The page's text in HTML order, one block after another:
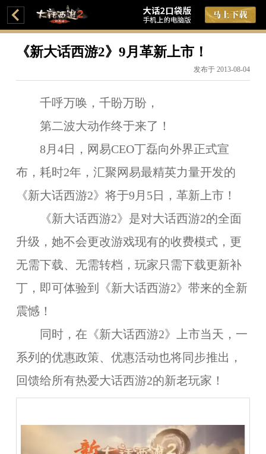
《新大话西游2》9月革新上市！
发布于 2013-08-04
千呼万唤，千盼万盼，
第二波大动作终于来了！
8月4日，网易CEO丁磊向外界正式宣
布，耗时2年，汇聚网易最精英力量开发的
《新大话西游2》将于9月5日，革新上市！
《新大话西游2》是对大话西游2的全面
升级，她不会更改游戏现有的收费模式，更
无需下载、无需转档，玩家只需下载更新补
丁，即可体验到《新大话西游2》带来的全新
震憾！
同时，在《新大话西游2》上市当天，一
系列的优惠政策、优惠活动也将同步推出，
回馈给所有热爱大话西游2的新老玩家！